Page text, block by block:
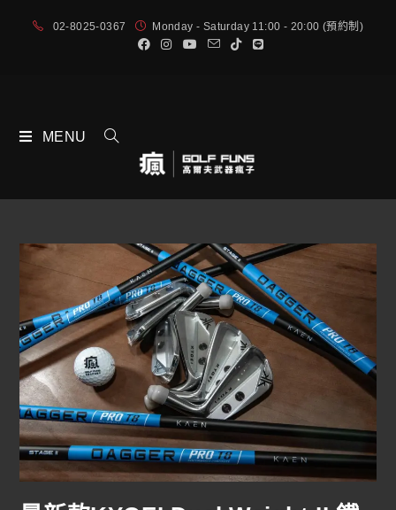
02-8025-0367 Monday - Saturday 11:00 - 20:00 (預約制)
MENU